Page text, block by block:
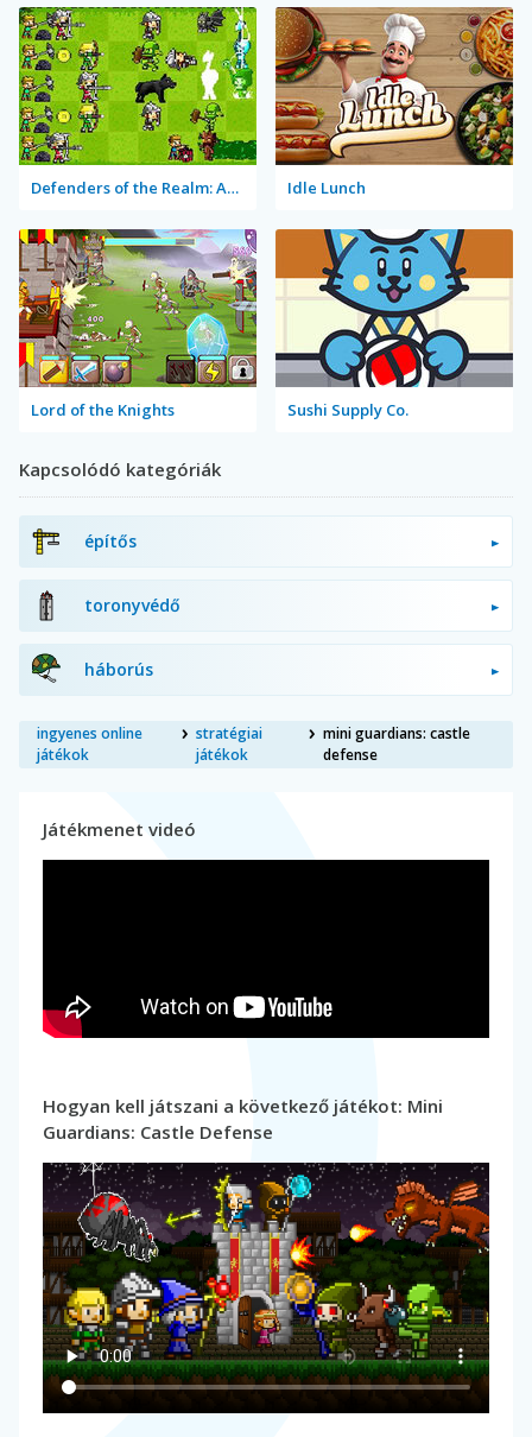
Defenders of the Realm: An Epic War! Idle Lunch
Lord of the Knights Sushi Supply Co.
Kapcsolódó kategóriák
építős
toronyvédő
háborús
ingyenes online
játékok
stratégiai
játékok
mini guardians: castle
defense
Játékmenet videó
Hogyan kell játszani a következő játékot: Mini
Guardians: Castle Defense